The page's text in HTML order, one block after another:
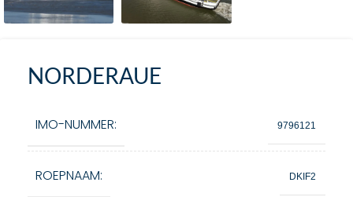
NORDERAUE
IMO-NUMMER: 9796121
ROEPNAAM: DKIF2